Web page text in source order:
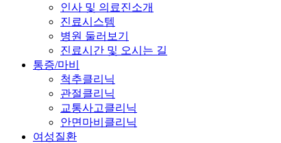
인사 및 의료진소개
진료시스템
병원 둘러보기
진료시간 및 오시는 길
통증/마비
척추클리닉
관절클리닉
교통사고클리닉
안면마비클리닉
여성질환